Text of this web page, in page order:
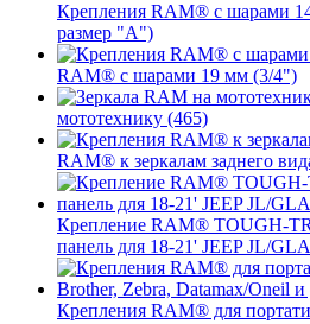
Крепления RAM® с шарами
размер "A")
RAM® с шарами 19 мм (3/4")
мототехнику (465)
RAM® к зеркалам заднего
Крепление RAM® TOUGH-
панель для 18-21' JEEP JL/
Крепления RAM® для